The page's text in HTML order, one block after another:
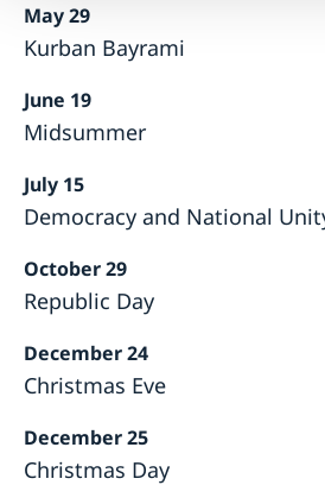
May 29
Kurban Bayrami
June 19
Midsummer
July 15
Democracy and National
October 29
Republic Day
December 24
Christmas Eve
December 25
Christmas Day